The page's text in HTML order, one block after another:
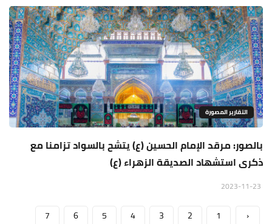
التقارير المصورة
بالصور: مرقد الإمام الحسين (ع) يتشح بالسواد تزامنا مع
ذكرى استشهاد الصديقة الزهراء (ع)
‹
1
2
3
4
5
6
7